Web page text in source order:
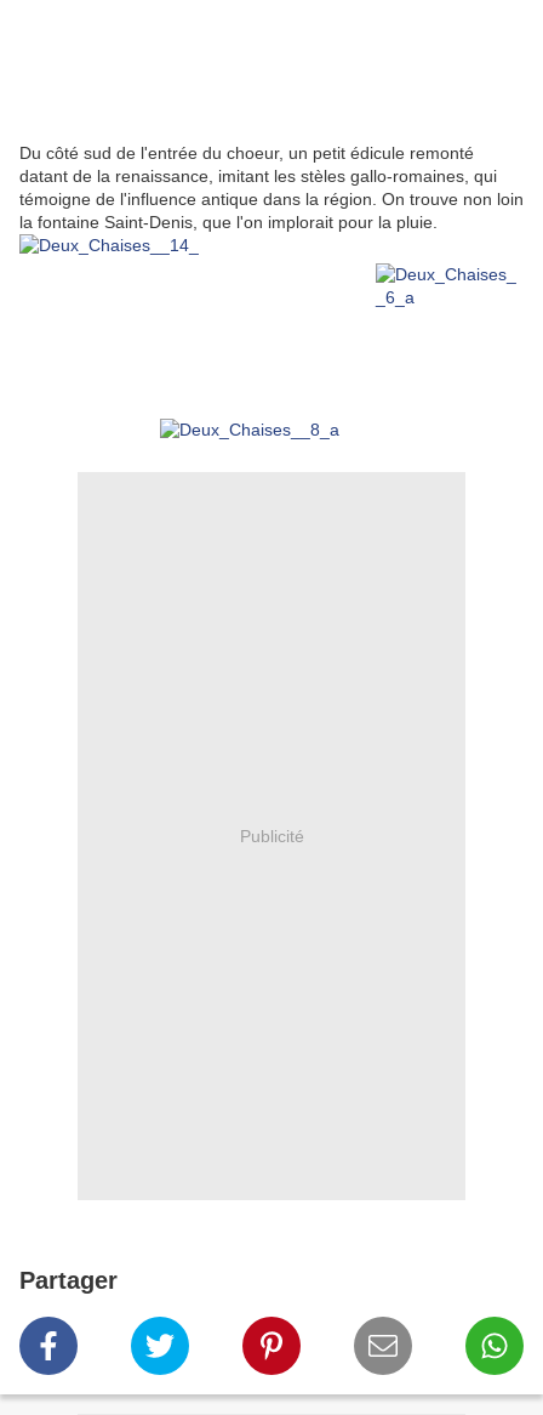
Du côté sud de l'entrée du choeur, un petit édicule remonté
datant de la renaissance, imitant les stèles gallo-romaines, qui
témoigne de l'influence antique dans la région. On trouve non loin
la fontaine Saint-Denis, que l'on implorait pour la pluie.
Publicité
Partager